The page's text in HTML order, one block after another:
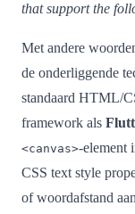
that support the
Met andere
de onderliggende
standaard HTML/
framework als
<canvas>-element
CSS text style
of woordafstand